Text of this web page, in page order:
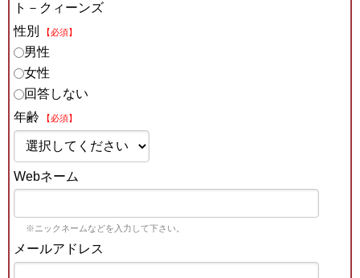
ト－クィーンズ
性別
【必須】
男性
女性
回答しない
年齢
【必須】
Webネーム
※ニックネームなどを入力して下さい。
メールアドレス